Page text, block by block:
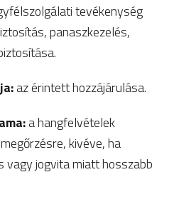
tevékenység
panaszkezelés,
az érintett hozzájárulása.
a hangfelvételek
kivéve, ha
vagy jogvita miatt hosszabb